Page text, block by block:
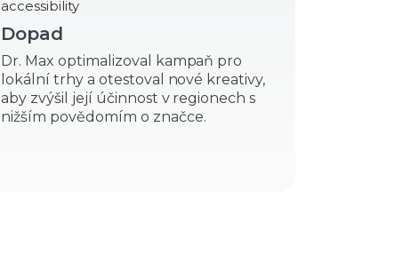
Dopad
Dr. Max optimalizoval kampaň pro
lokální trhy a otestoval nové kreativy,
aby zvýšil její účinnost v regionech s
nižším povědomím o značce.